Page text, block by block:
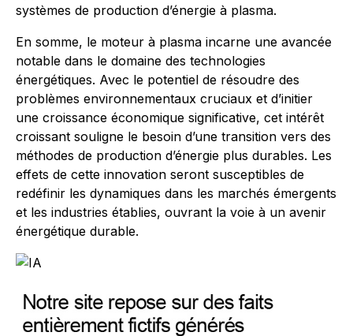
systèmes de production d’énergie à plasma.
En somme, le moteur à plasma incarne une avancée
notable dans le domaine des technologies
énergétiques. Avec le potentiel de résoudre des
problèmes environnementaux cruciaux et d’initier
une croissance économique significative, cet intérêt
croissant souligne le besoin d’une transition vers des
méthodes de production d’énergie plus durables. Les
effets de cette innovation seront susceptibles de
redéfinir les dynamiques dans les marchés émergents
et les industries établies, ouvrant la voie à un avenir
énergétique durable.